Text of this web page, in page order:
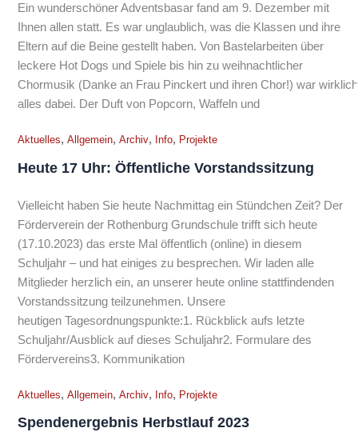
Ein wunderschöner Adventsbasar fand am 9. Dezember mit
Ihnen allen statt. Es war unglaublich, was die Klassen und ihre
Eltern auf die Beine gestellt haben. Von Bastelarbeiten über
leckere Hot Dogs und Spiele bis hin zu weihnachtlicher
Chormusik (Danke an Frau Pinckert und ihren Chor!) war wirklich
alles dabei. Der Duft von Popcorn, Waffeln und
Aktuelles, Allgemein, Archiv, Info, Projekte
Heute 17 Uhr: Öffentliche Vorstandssitzung
Vielleicht haben Sie heute Nachmittag ein Stündchen Zeit? Der
Förderverein der Rothenburg Grundschule trifft sich heute
(17.10.2023) das erste Mal öffentlich (online) in diesem
Schuljahr – und hat einiges zu besprechen. Wir laden alle
Mitglieder herzlich ein, an unserer heute online stattfindenden
Vorstandssitzung teilzunehmen. Unsere
heutigen Tagesordnungspunkte:1. Rückblick aufs letzte
Schuljahr/Ausblick auf dieses Schuljahr2. Formulare des
Fördervereins3. Kommunikation
Aktuelles, Allgemein, Archiv, Info, Projekte
Spendenergebnis Herbstlauf 2023